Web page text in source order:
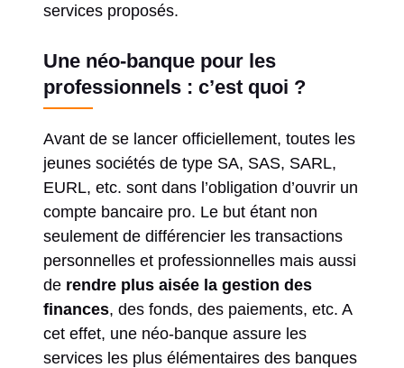
services proposés.
Une néo-banque pour les
professionnels : c’est quoi ?
Avant de se lancer officiellement, toutes les
jeunes sociétés de type SA, SAS, SARL,
EURL, etc. sont dans l’obligation d’ouvrir un
compte bancaire pro. Le but étant non
seulement de différencier les transactions
personnelles et professionnelles mais aussi
de rendre plus aisée la gestion des
finances, des fonds, des paiements, etc. A
cet effet, une néo-banque assure les
services les plus élémentaires des banques